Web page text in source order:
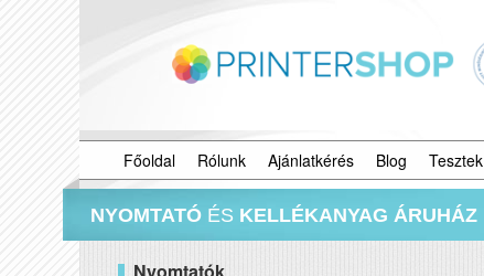
Főoldal Rólunk Ajánlatkérés Blog Tesztek
NYOMTATÓ ÉS KELLÉKANYAG ÁRUHÁZ